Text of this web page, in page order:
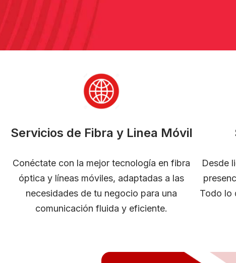
Servicios de Fibra y Linea Móvil
Conéctate con la mejor tecnología en fibra
óptica y líneas móviles, adaptadas a las
necesidades de tu negocio para una
comunicación fluida y eficiente.
Desde
Todo lo